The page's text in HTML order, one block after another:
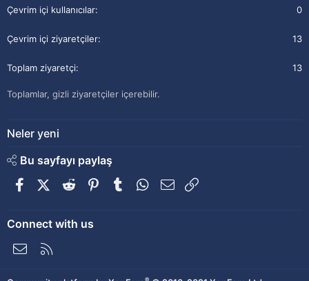
Çevrim içi kullanıcılar 0
Çevrim içi ziyaretçiler 13
Toplam ziyaretçi 13
Toplamlar, gizli ziyaretçiler içerebilir.
Neler yeni
Bu sayfayı paylaş
FacebookX (Twitter)
Reddit PinterestTumblrWhatsApp
E-posta
Connect with us
Bize ulaşın